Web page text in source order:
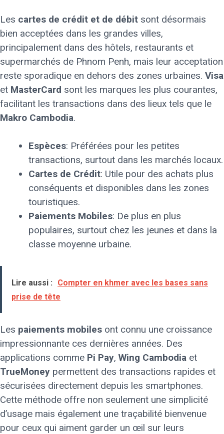
Les cartes de crédit et de débit sont désormais
bien acceptées dans les grandes villes,
principalement dans des hôtels, restaurants et
supermarchés de Phnom Penh, mais leur acceptation
reste sporadique en dehors des zones urbaines. Visa
et MasterCard sont les marques les plus courantes,
facilitant les transactions dans des lieux tels que le
Makro Cambodia.
Espèces: Préférées pour les petites
transactions, surtout dans les marchés locaux.
Cartes de Crédit: Utile pour des achats plus
conséquents et disponibles dans les zones
touristiques.
Paiements Mobiles: De plus en plus
populaires, surtout chez les jeunes et dans la
classe moyenne urbaine.
Lire aussi :
Compter en khmer avec les bases sans
prise de tête
Les paiements mobiles ont connu une croissance
impressionnante ces dernières années. Des
applications comme Pi Pay, Wing Cambodia et
TrueMoney permettent des transactions rapides et
sécurisées directement depuis les smartphones.
Cette méthode offre non seulement une simplicité
d’usage mais également une traçabilité bienvenue
pour ceux qui aiment garder un œil sur leurs